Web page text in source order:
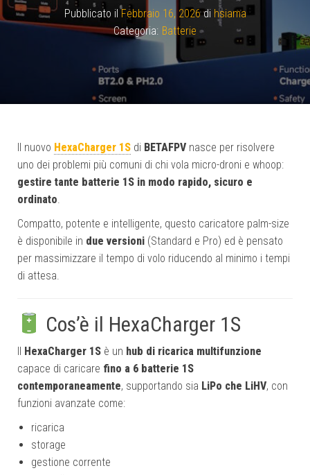
Pubblicato ilFebbraio 16, 2026di hsiama
Categoria: Batterie
Il nuovo HexaCharger 1S di BETAFPV nasce per risolvere
uno dei problemi più comuni di chi vola micro-droni e whoop:
gestire tante batterie 1S in modo rapido, sicuro e
ordinato.
Compatto, potente e intelligente, questo caricatore palm-size
è disponibile in due versioni (Standard e Pro) ed è pensato
per massimizzare il tempo di volo riducendo al minimo i tempi
di attesa.
Cos’è il HexaCharger 1S
Il HexaCharger 1S è un hub di ricarica multifunzione
capace di caricare fino a 6 batterie 1S
contemporaneamente, supportando sia LiPo che LiHV, con
funzioni avanzate come:
ricarica
storage
gestione corrente